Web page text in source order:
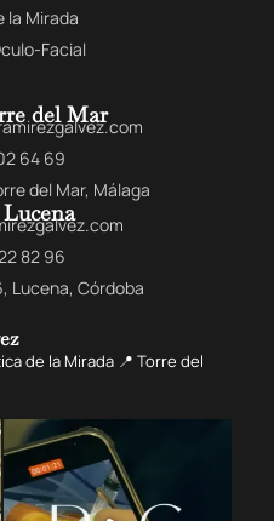
la Mirada
Facial
del Mar
64 69
del Mar, Málaga
82 96
Lucena, Córdoba
de la Mirada 📍 Torre del